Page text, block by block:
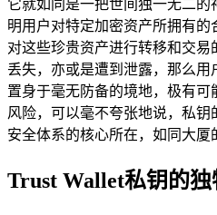
它就如同是一把世间独一无二
明用户对特定加密资产所拥有
对这些珍贵资产进行转移和交易
丢失，亦或是遭到泄露，那么用
置身于毫无防备的境地，极有
风险，可以毫不夸张地说，私
安全体系的核心所在，如同大厦
Trust Wallet私钥的独